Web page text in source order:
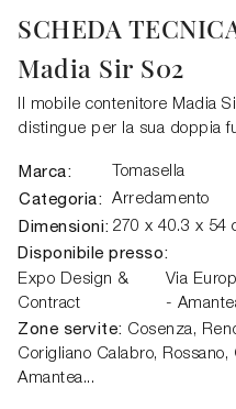
SCHEDA
Madia Sir S02
Il mobile contenitore Madia
distingue per la sua doppia
Marca: Tomasella
Categoria: Arredamento
Dimensioni: 270 x 40.3 x 54
Disponibile presso:
Expo Design &
Contract
Via
-
Zone servite: Cosenza,
Corigliano Calabro,
Amantea...